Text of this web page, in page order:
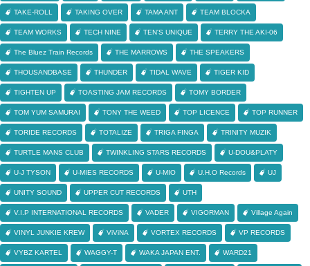
TAKE-ROLL TAKING OVER TAMA ANT TEAM BLOCKA
TEAM WORKS TECH NINE TEN'S UNIQUE TERRY THE AKI-06
The Bluez Train Records THE MARROWS THE SPEAKERS
THOUSANDBASE THUNDER TIDAL WAVE TIGER KID
TIGHTEN UP TOASTING JAM RECORDS TOMY BORDER
TOM YUM SAMURAI TONY THE WEED TOP LICENCE TOP RUNNER
TORIDE RECORDS TOTALIZE TRIGA FINGA TRINITY MUZIK
TURTLE MANS CLUB TWINKLING STARS RECORDS U-DOU&PLATY
U-J TYSON U-MIES RECORDS U-MIO U.H.O Records UJ
UNITY SOUND UPPER CUT RECORDS UTH
V.I.P INTERNATIONAL RECORDS VADER VIGORMAN Village Again
VINYL JUNKIE KREW ViViNA VORTEX RECORDS VP RECORDS
VYBZ KARTEL WAGGY-T WAKA JAPAN ENT. WARD21